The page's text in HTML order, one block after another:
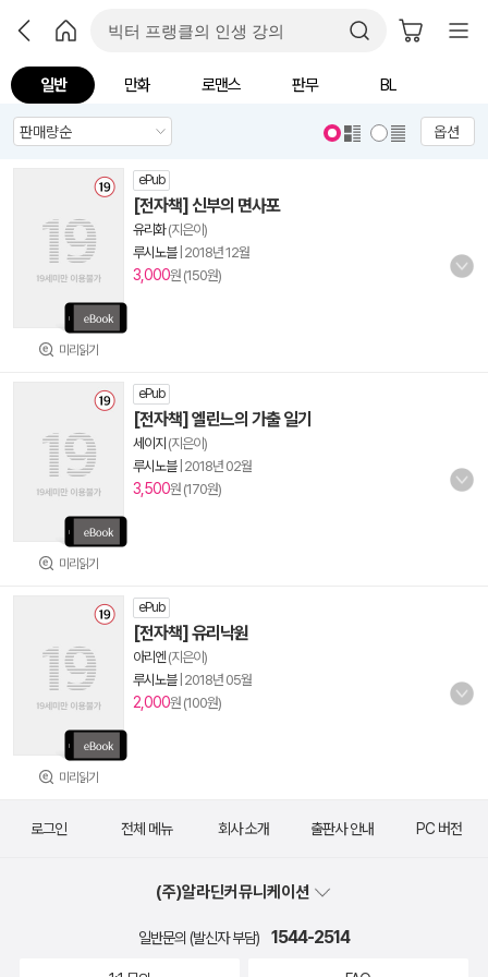
일반 만화 로맨스 판무 BL
옵션
미리읽기
ePub
[전자책] 신부의 면사포
유리화(지은이)
루시노블| 2018년 12월
3,000원 (150원)
미리읽기
ePub
[전자책] 엘린느의 가출 일기
세이지 (지은이)
루시노블| 2018년 02월
3,500원 (170원)
미리읽기
ePub
[전자책] 유리낙원
아리엔 (지은이)
루시노블| 2018년 05월
2,000원 (100원)
로그인 전체 메뉴 회사 소개 출판사 안내 PC 버전
(주)알라딘커뮤니케이션
일반문의 (발신자 부담) 1544-2514